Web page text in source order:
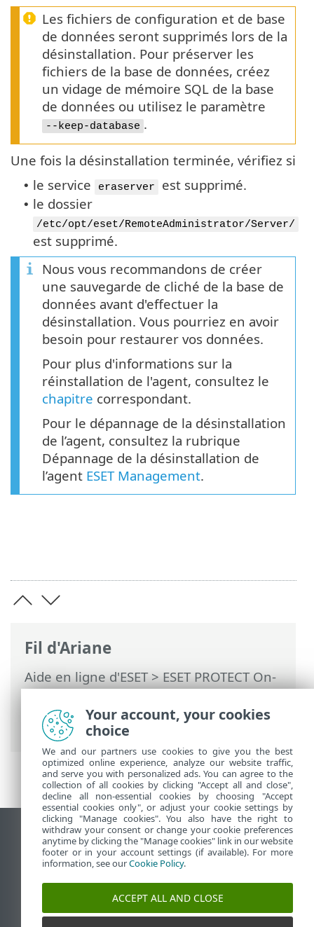
Fil d'Ariane
Aide en ligne d'ESET>ESET PROTECT On-
Prem>Désinstaller> Linux - Mettre à
niveau, désinstaller ou réinstaller les
composants ESET PROTECT
Les fichiers de configuration et de base
de données seront supprimés lors de la
désinstallation. Pour préserver les
fichiers de la base de données, créez
un vidage de mémoire SQL de la base
de données ou utilisez le paramètre
--keep-database .
Une fois la désinstallation terminée, vérifiez si
• le service eraserver est supprimé.
• le dossier
/etc/opt/eset/RemoteAdministrator/Server/
est supprimé.
Nous vous recommandons de créer
une sauvegarde de cliché de la base de
données avant d'effectuer la
désinstallation. Vous pourriez en avoir
besoin pour restaurer vos données.
Pour plus d'informations sur la
réinstallation de l'agent, consultez le
chapitre correspondant.
Pour le dépannage de la désinstallation
de l’agent, consultez la rubrique
Dépannage de la désinstallation de
l’agent ESET Management.
Afficher le site pour ordinateur de bureau
End of Life
Base de connaissances ESET
Forum ESET
ESET Status Portal
Your account, your cookies
choice
We and our partners use cookies to give you the best
optimized online experience, analyze our website traffic,
and serve you with personalized ads. You can agree to the
collection of all cookies by clicking "Accept all and close",
decline all non-essential cookies by choosing "Accept
essential cookies only", or adjust your cookie settings by
clicking "Manage cookies". You also have the right to
withdraw your consent or change your cookie preferences
anytime by clicking the "Manage cookies" link in our website
footer or in your account settings (if available). For more
information, see ourCookie Policy.
ACCEPT ALL AND CLOSE